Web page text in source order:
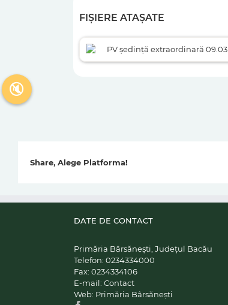
FIȘIERE ATAȘATE
PV ședință extraordinară 09.03
Share, Alege Platforma!
DATE DE CONTACT
Primăria Bârsănești, Județul Bacău
Telefon: 0234334000
Fax: 0234334106
E-mail: Contact
Web: Primăria Bârsănești
🔇